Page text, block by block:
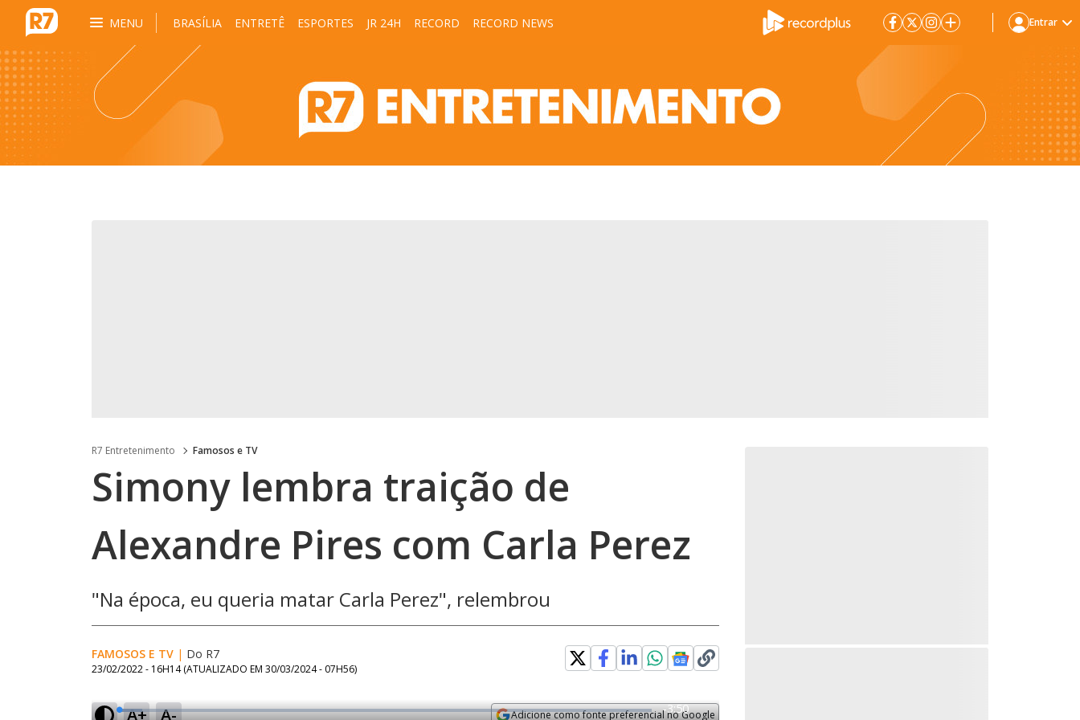
MENU BRASÍLIA ENTRETÊ ESPORTES JR 24H RECORD RECORD NEWS Entrar
R7 Entretenimento Famosos e TV
Simony lembra traição de
Alexandre Pires com Carla Perez
"Na época, eu queria matar Carla Perez", relembrou
FAMOSOS E TV | Do R7
23/02/2022 - 16H14 (ATUALIZADO EM 30/03/2024 - 07H56)
A+ A- Adicione como fonte preferencial no Google
L
R
-3:50